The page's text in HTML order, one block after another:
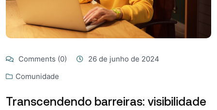
Comments (0)
26 de junho de 2024
Comunidade
Transcendendo barreiras: visibilidade